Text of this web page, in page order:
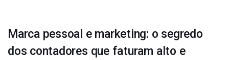
Marca pessoal e marketing: o segredo
dos contadores que faturam alto e